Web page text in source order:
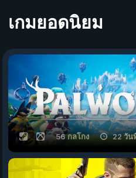
เกมยอดนิยม
56 กลโกง 22 วัน